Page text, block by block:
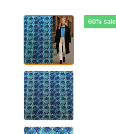
60% sale